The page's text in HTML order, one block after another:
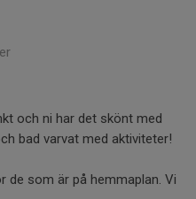
och ni har det skönt med
bad varvat med aktiviteter!
de som är på hemmaplan. Vi